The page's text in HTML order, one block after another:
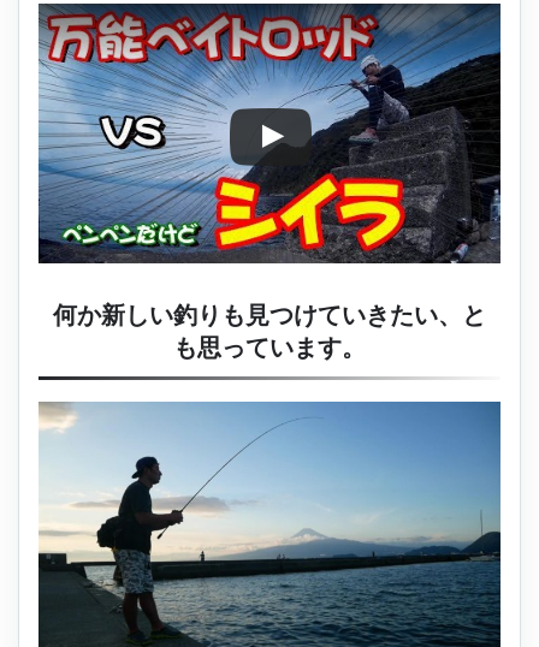
何か新しい釣りも見つけていきたい、と
も思っています。